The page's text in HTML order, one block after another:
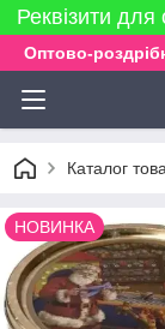
Реквізити
Оптово-
Каталог
НОВИНКА